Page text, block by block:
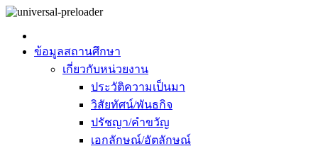
ข้อมูลสถานศึกษา
เกี่ยวกับหน่วยงาน
ประวัติความเป็นมา
วิสัยทัศน์/พันธกิจ
ปรัชญา/คำขวัญ
เอกลักษณ์/อัตลักษณ์